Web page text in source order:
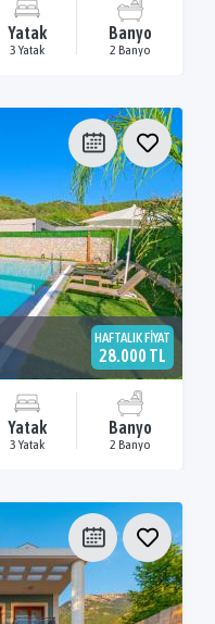
Yatak
3 Yatak
Banyo
2 Banyo
HAFTALIK FİYAT
28.000 TL
Yatak
3 Yatak
Banyo
2 Banyo